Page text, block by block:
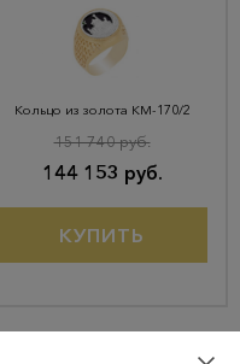
Кольцо из золота КМ-170/2
144 153 руб.
151 740 руб.
КУПИТЬ